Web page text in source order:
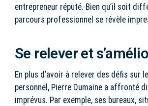
entrepreneur réputé. Bien qu’il soit
parcours professionnel se révèle
Se relever et
En plus d’avoir à relever des défis sur
personnel, Pierre Dumaine a affronté
imprévus. Par exemple, ses bureaux,